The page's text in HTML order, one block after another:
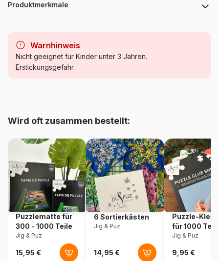
Produktmerkmale
Kategorie Puzzle Frauen und Männer
Artikelnummer Gibsons-G6401
EAN 5012269164015
Teileanzahl 1000 Teile
Maße 68 x 49 cm
Warnhinweis
Nicht geeignet für Kinder unter 3 Jahren.
Erstickungsgefahr.
Wird oft zusammen bestellt:
Puzzlematte für
300 - 1000 Teile
Jig & Puz
6 Sortierkästen
Jig & Puz
Puzzle-
für 1000
Jig & Puz